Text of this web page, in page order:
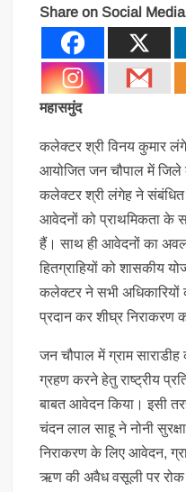
Share on Social Media
महासमुंद
कलेक्टर श्री विनय कुमार
आयोजित जन चौपाल में जिले
कलेक्टर श्री लंगेह ने संबंधित
आवेदनों को प्राथमिकता के
हैं। साथ ही आवेदनों का
हितग्राहियों को शासकीय
कलेक्टर ने सभी
प्रदान कर शीघ्र निराकरण
जन चौपाल में ग्राम
ग्रहण करने हेतु राष्ट्रीय
बाबत आवेदन किया। इसी
चंदन लाल साहू ने नोनी
निराकरण के लिए आवेदन,
ऋण की अवैध वसूली पर रोक